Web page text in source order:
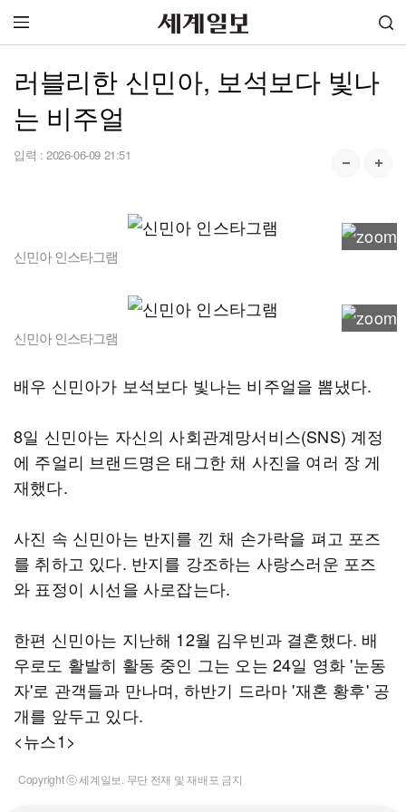
러블리한 신민아, 보석보다 빛나
는 비주얼
입력 : 2026-06-09 21:51
신민아 인스타그램
신민아 인스타그램
배우 신민아가 보석보다 빛나는 비주얼을 뽐냈다.
8일 신민아는 자신의 사회관계망서비스(SNS) 계정
에 주얼리 브랜드명은 태그한 채 사진을 여러 장 게
재했다.
사진 속 신민아는 반지를 낀 채 손가락을 펴고 포즈
를 취하고 있다. 반지를 강조하는 사랑스러운 포즈
와 표정이 시선을 사로잡는다.
한편 신민아는 지난해 12월 김우빈과 결혼했다. 배
우로도 활발히 활동 중인 그는 오는 24일 영화 '눈동
자'로 관객들과 만나며, 하반기 드라마 '재혼 황후' 공
개를 앞두고 있다.
<뉴스1>
Copyright ⓒ 세계일보. 무단 전재 및 재배포 금지